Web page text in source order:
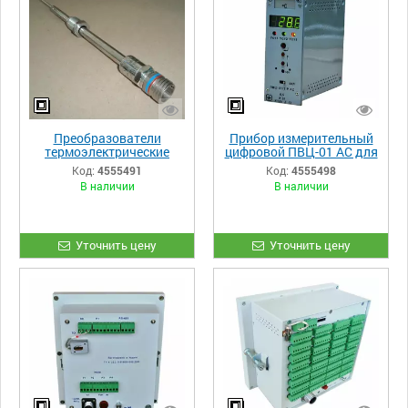
Преобразователи
термоэлектрические
комбинированные
ПТК-01 АС
Код: 4555491
В наличии
Уточнить цену
Прибор измерительный
цифровой ПВЦ-01 АС для
АСУ ТП
Код: 4555498
В наличии
Уточнить цену